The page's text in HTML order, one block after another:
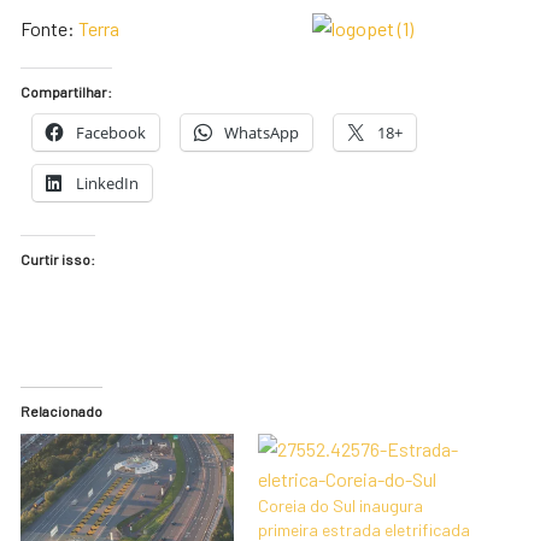
Fonte:Terra
Compartilhar:
Facebook WhatsApp 18+
LinkedIn
Curtir isso:
Relacionado
Coreia do Sul inaugura
primeira estrada eletrificada